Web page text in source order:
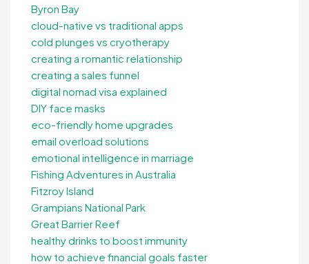
Byron Bay
cloud-native vs traditional apps
cold plunges vs cryotherapy
creating a romantic relationship
creating a sales funnel
digital nomad visa explained
DIY face masks
eco-friendly home upgrades
email overload solutions
emotional intelligence in marriage
Fishing Adventures in Australia
Fitzroy Island
Grampians National Park
Great Barrier Reef
healthy drinks to boost immunity
how to achieve financial goals faster